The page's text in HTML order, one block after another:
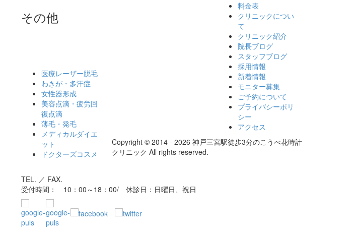
その他
医療レーザー脱毛
わきが・多汗症
女性器形成
美容点滴・疲労回
復点滴
薄毛・発毛
メディカルダイエ
ット
ドクターズコスメ
料金表
クリニックについ
て
クリニック紹介
院長ブログ
スタッフブログ
採用情報
新着情報
モニター募集
ご予約について
プライバシーポリ
シー
アクセス
TEL. ／ FAX.
受付時間： 10：00～18：00/ 休診日：日曜日、祝日
Copyright © 2014 - 2026 神戸三宮駅徒歩3分のこうべ花時計
クリニック All rights reserved.